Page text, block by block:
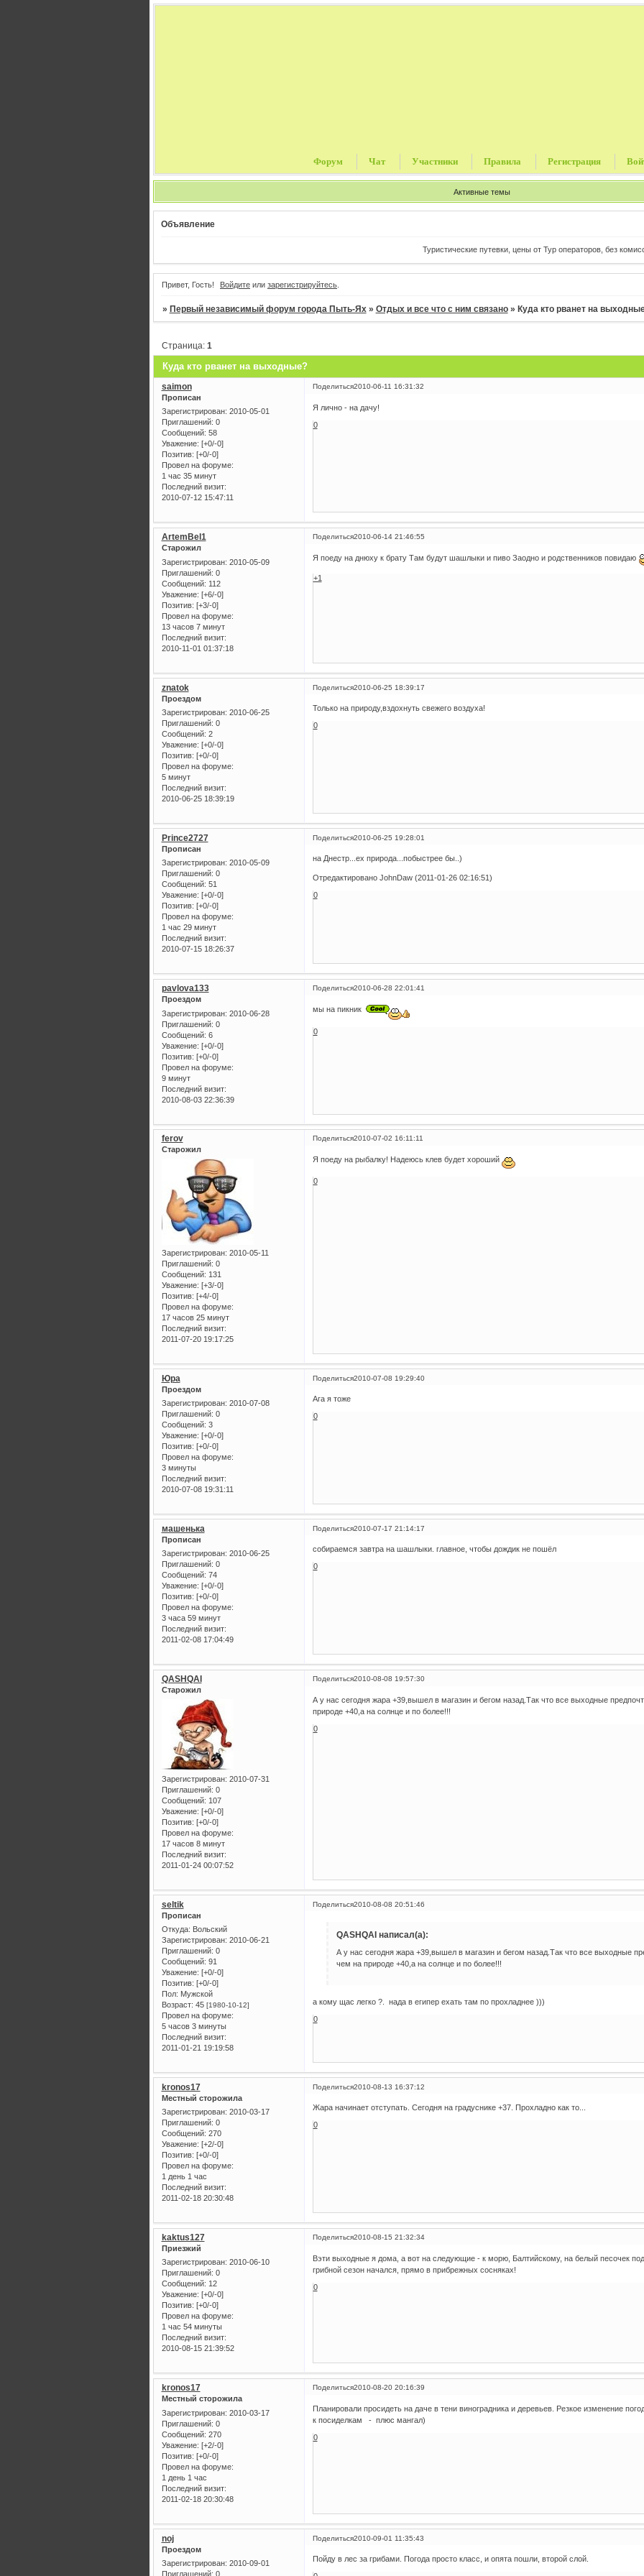
Форум Чат Участники Правила Регистрация
Активные темы
Объявление
Туристические путевки, цены от Тур операторов, без комиссии и
Привет, Гость! Войдите или зарегистрируйтесь
» Первый независимый форум города Пыть-Ях » Отдых и все что с ним связано » Куда кто рванет на
Куда кто рванет на выходные?
Страница: 1
Поделиться2010-06-11 16:31:32
saimon
Прописан
Зарегистрирован: 2010-05-01
Приглашений: 0
Сообщений: 58
Уважение: [+0/-0]
Позитив: [+0/-0]
Провел на форуме:
1 час 35 минут
Последний визит:
2010-07-12 15:47:11
Я лично - на дачу!
0
Поделиться2010-06-14 21:46:55
ArtemBel1
Старожил
Зарегистрирован: 2010-05-09
Приглашений: 0
Сообщений: 112
Уважение: [+6/-0]
Позитив: [+3/-0]
Провел на форуме:
13 часов 7 минут
Последний визит:
2010-11-01 01:37:18
Я поеду на днюху к брату Там будут шашлыки и пиво Заодно и родственников повидаю
+1
Поделиться2010-06-25 18:39:17
znatok
Проездом
Зарегистрирован: 2010-06-25
Приглашений: 0
Сообщений: 2
Уважение: [+0/-0]
Позитив: [+0/-0]
Провел на форуме:
5 минут
Последний визит:
2010-06-25 18:39:19
Только на природу,вздохнуть свежего воздуха!
0
Поделиться2010-06-25 19:28:01
Prince2727
Прописан
Зарегистрирован: 2010-05-09
Приглашений: 0
Сообщений: 51
Уважение: [+0/-0]
Позитив: [+0/-0]
Провел на форуме:
1 час 29 минут
Последний визит:
2010-07-15 18:26:37
на Днестр...ех природа...побыстрее бы..)
Отредактировано JohnDaw (2011-01-26 02:16:51)
0
Поделиться2010-06-28 22:01:41
pavlova133
Проездом
Зарегистрирован: 2010-06-28
Приглашений: 0
Сообщений: 6
Уважение: [+0/-0]
Позитив: [+0/-0]
Провел на форуме:
9 минут
Последний визит:
2010-08-03 22:36:39
мы на пикник
0
Поделиться2010-07-02 16:11:11
ferov
Старожил
Зарегистрирован: 2010-05-11
Приглашений: 0
Сообщений: 131
Уважение: [+3/-0]
Позитив: [+4/-0]
Провел на форуме:
17 часов 25 минут
Последний визит:
2011-07-20 19:17:25
Я поеду на рыбалку! Надеюсь клев будет хороший
0
Поделиться2010-07-08 19:29:40
Юра
Проездом
Зарегистрирован: 2010-07-08
Приглашений: 0
Сообщений: 3
Уважение: [+0/-0]
Позитив: [+0/-0]
Провел на форуме:
3 минуты
Последний визит:
2010-07-08 19:31:11
Ага я тоже
0
Поделиться2010-07-17 21:14:17
машенька
Прописан
Зарегистрирован: 2010-06-25
Приглашений: 0
Сообщений: 74
Уважение: [+0/-0]
Позитив: [+0/-0]
Провел на форуме:
3 часа 59 минут
Последний визит:
2011-02-08 17:04:49
собираемся завтра на шашлыки. главное, чтобы дождик не пошёл
0
Поделиться2010-08-08 19:57:30
QASHQAI
Старожил
Зарегистрирован: 2010-07-31
Приглашений: 0
Сообщений: 107
Уважение: [+0/-0]
Позитив: [+0/-0]
Провел на форуме:
17 часов 8 минут
Последний визит:
2011-01-24 00:07:52
А у нас сегодня жара +39,вышел в магазин и бегом назад.Так что все выходные
природе +40,а на солнце и по более!!!
0
Поделиться2010-08-08 20:51:46
seltik
Прописан
Откуда: Вольский
Зарегистрирован: 2010-06-21
Приглашений: 0
Сообщений: 91
Уважение: [+0/-0]
Позитив: [+0/-0]
Пол: Мужской
Возраст: 45 [1980-10-12]
Провел на форуме:
5 часов 3 минуты
Последний визит:
2011-01-21 19:19:58
QASHQAI написал(а):
А у нас сегодня жара +39,вышел в магазин и бегом назад.Так что все выходные
чем на природе +40,а на солнце и по более!!!
а кому щас легко ?. нада в египер ехать там по прохладнее )))
0
Поделиться2010-08-13 16:37:12
kronos17
Местный сторожила
Зарегистрирован: 2010-03-17
Приглашений: 0
Сообщений: 270
Уважение: [+2/-0]
Позитив: [+0/-0]
Провел на форуме:
1 день 1 час
Последний визит:
2011-02-18 20:30:48
Жара начинает отступать. Сегодня на градуснике +37. Прохладно как то...
0
Поделиться2010-08-15 21:32:34
kaktus127
Приезжий
Зарегистрирован: 2010-06-10
Приглашений: 0
Сообщений: 12
Уважение: [+0/-0]
Позитив: [+0/-0]
Провел на форуме:
1 час 54 минуты
Последний визит:
2010-08-15 21:39:52
Вэти выходные я дома, а вот на следующие - к морю, Балтийскому, на белый песочек
грибной сезон начался, прямо в прибрежных сосняках!
0
Поделиться2010-08-20 20:16:39
kronos17
Местный сторожила
Зарегистрирован: 2010-03-17
Приглашений: 0
Сообщений: 270
Уважение: [+2/-0]
Позитив: [+0/-0]
Провел на форуме:
1 день 1 час
Последний визит:
2011-02-18 20:30:48
Планировали просидеть на даче в тени виноградника и деревьев. Резкое изменение
к посиделкам - плюс мангал)
0
Поделиться2010-09-01 11:35:43
noj
Проездом
Зарегистрирован: 2010-09-01
Приглашений: 0
Пойду в лес за грибами. Погода просто класс, и опята пошли, второй слой.